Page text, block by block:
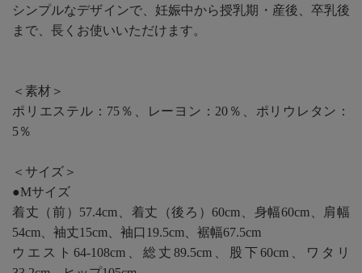
シンプルなデザインで、妊娠中から授乳期・産後、卒乳後
まで、長くお使いいただけます。
＜素材＞
ポリエステル：75％、レーヨン：20％、ポリウレタン：
5％
＜サイズ＞
●Mサイズ
着丈（前）57.4cm、着丈（後ろ）60cm、身幅60cm、肩幅
54cm、袖丈15cm、袖口19.5cm、裾幅67.5cm
ウエスト64-108cm、総丈89.5cm、股下60cm、ワタリ